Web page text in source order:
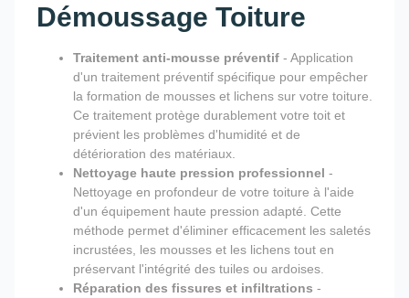
Démoussage Toiture
Traitement anti-mousse préventif - Application
d'un traitement préventif spécifique pour empêcher
la formation de mousses et lichens sur votre toiture.
Ce traitement protège durablement votre toit et
prévient les problèmes d'humidité et de
détérioration des matériaux.
Nettoyage haute pression professionnel -
Nettoyage en profondeur de votre toiture à l'aide
d'un équipement haute pression adapté. Cette
méthode permet d'éliminer efficacement les saletés
incrustées, les mousses et les lichens tout en
préservant l'intégrité des tuiles ou ardoises.
Réparation des fissures et infiltrations -